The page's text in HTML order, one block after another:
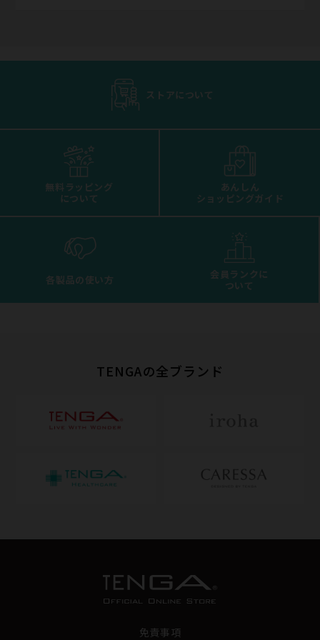
ストアについて
無料ラッピング
について
あんしん
ショッピングガイド
各製品の使い方
会員ランクに
ついて
TENGAの全ブランド
免責事項